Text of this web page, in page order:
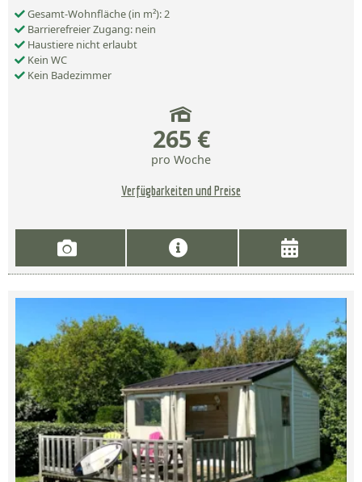
Gesamt-Wohnfläche (in m²): 2
Barrierefreier Zugang: nein
Haustiere nicht erlaubt
Kein WC
Kein Badezimmer
265 €
pro Woche
Verfügbarkeiten und Preise